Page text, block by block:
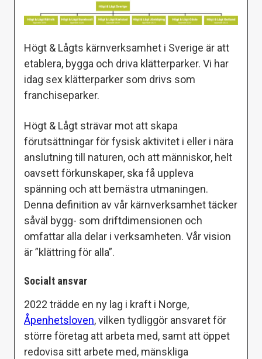
Högt & Lågts kärnverksamhet i Sverige är att
etablera, bygga och driva klätterparker. Vi har
idag sex klätterparker som drivs som
franchiseparker.
Högt & Lågt strävar mot att skapa
förutsättningar för fysisk aktivitet i eller i nära
anslutning till naturen, och att människor, helt
oavsett förkunskaper, ska få uppleva
spänning och att bemästra utmaningen.
Denna definition av vår kärnverksamhet täcker
såväl bygg- som driftdimensionen och
omfattar alla delar i verksamheten. Vår vision
är ”klättring för alla”.
Socialt ansvar
2022 trädde en ny lag i kraft i Norge,
Åpenhetsloven, vilken tydliggör ansvaret för
större företag att arbeta med, samt att öppet
redovisa sitt arbete med, mänskliga